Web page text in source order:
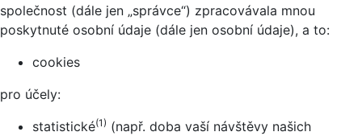
společnost (dále jen „správce“) zpracovávala mnou
poskytnuté osobní údaje (dále jen osobní údaje), a to:
cookies
pro účely:
statistické(1) (např. doba vaší návštěvy našich